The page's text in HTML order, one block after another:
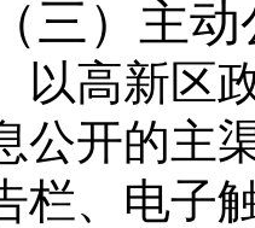
（三）主
高新区政
公开的主
栏、电子